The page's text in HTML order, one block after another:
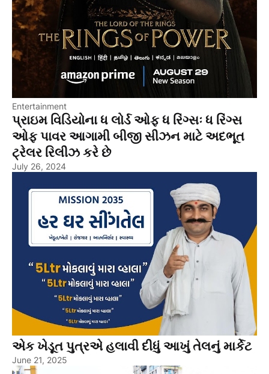
Entertainment
પ્રાઇમ વિડિયોના ધ લોર્ડ ઓફ ધ રિંગ્સઃ ધ રિંગ્સ
ઓફ પાવર આગામી બીજી સીઝન માટે અદભૂત
ટ્રેલર રિલીઝ કરે છે
July 26, 2024
એક ખેડૂત પુત્રએ હલાવી દીધું આખું તેલનું માર્કેટ
June 21, 2025